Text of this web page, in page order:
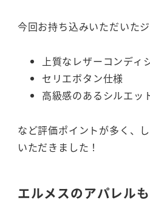
今回お持ち込みいただいたジ
上質なレザーコンディ
セリエボタン仕様
高級感のあるシルエッ
など評価ポイントが多く、
いただきました！
エルメスのアパレル